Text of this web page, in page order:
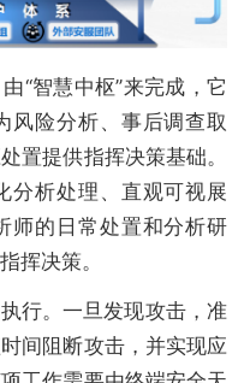
“智慧中枢”来完成，它
风险分析、事后调查取
置提供指挥决策基础。
分析处理、直观可视展
师的日常处置和分析研
挥决策。
行。一旦发现攻击，准
间阻断攻击，并实现应